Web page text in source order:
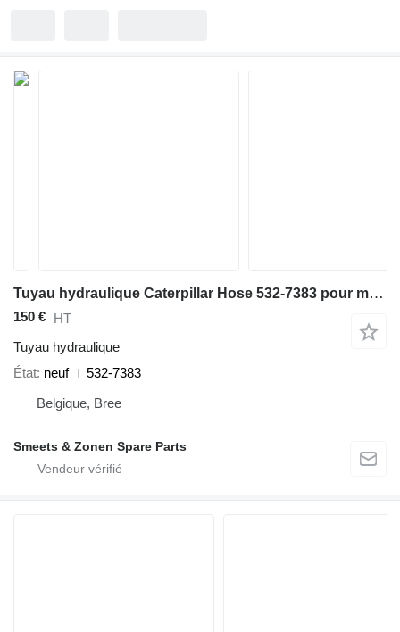
Tuyau hydraulique Caterpillar Hose 532-7383 pour matériel de TP
150 € HT
Tuyau hydraulique
État neuf
532-7383
Belgique, Bree
Smeets & Zonen Spare Parts